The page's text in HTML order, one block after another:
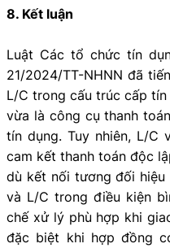
8. Kết luận
Luật Các tổ chức tín
21/2024/TT-NHNN đã
L/C trong cấu trúc cấp tín
vừa là công cụ thanh
tín dụng. Tuy nhiên, L/C
cam kết thanh toán độc
dù kết nối tương đối
và L/C trong điều kiện
chế xử lý phù hợp khi
đặc biệt khi hợp đồng